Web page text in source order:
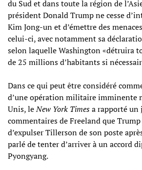
du Sud et dans toute la région de
président Donald Trump ne cesse
Kim Jong-un et d’émettre des
celui-ci, avec notamment sa
selon laquelle Washington «détruira
de 25 millions d’habitants si
Dans ce qui peut être considéré
d’une opération militaire imminente
Unis, leNew York Timesa rapporté un
commentaires de Freeland que
d’expulser Tillerson de son poste
parlé de tenter d’arriver à un accord
Pyongyang.